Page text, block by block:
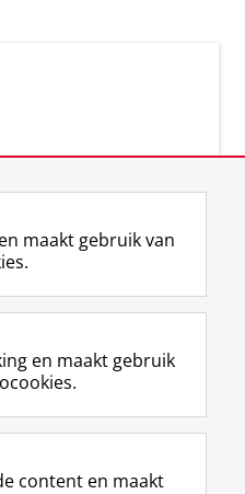
F
a
e
b
o
p
L
i
k
e
I
-
R
S
-
f
e
R
I
n
t
r
m
Y
o
T
e
k
maakt gebruik van
en maakt gebruik
content en maakt